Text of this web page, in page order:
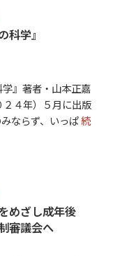
科学』
』著者・山本正嘉
４年）５月に出版
ならず、いっぱ続
めざし成年後
審議会へ